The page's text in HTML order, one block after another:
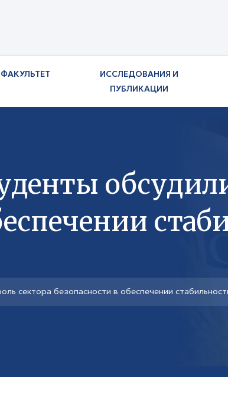
ФАКУЛЬТЕТ
ИССЛЕДОВАНИЯ И
ПУБЛИКАЦИИ
сектора безопасности в обеспечении